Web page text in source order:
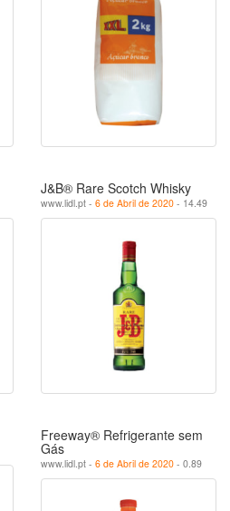
J&B® Rare Scotch Whisky
www.lidl.pt - 6 de Abril de 2020 - 14.49
Freeway® Refrigerante sem
Gás
www.lidl.pt - 6 de Abril de 2020 - 0.89